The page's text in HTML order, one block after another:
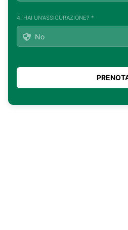
4. HAI UN'ASSICURAZIONE? *